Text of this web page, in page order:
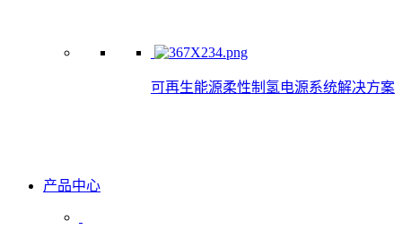
可再生能源柔性制氢电源系统解决方案
产品中心